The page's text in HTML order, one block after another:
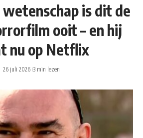
wetenschap is dit de
ooit – en hij
nu op Netflix
26 juli 2026 3 min lezen